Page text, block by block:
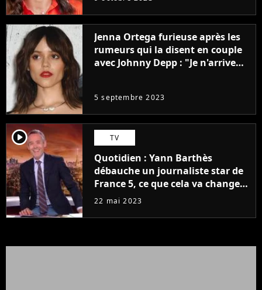
Jenna Ortega furieuse après les
rumeurs qui la disent en couple
avec Johnny Depp : "Je n'arrive
5 septembre 2023
player2 TV
Quotidien : Yann Barthès
débauche un journaliste star de
France 5, ce que cela va changer
à la rentrée
22 mai 2023